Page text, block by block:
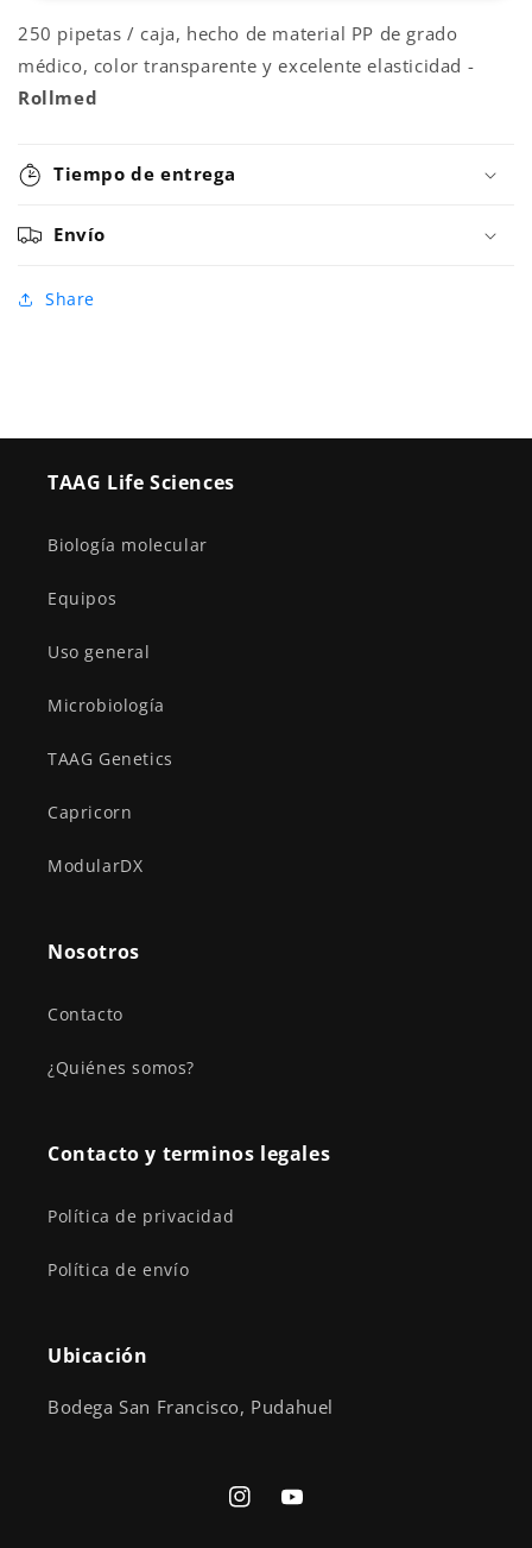
3
ML
X
250
3
ML
250 pipetas / caja, hecho de material PP de grado
médico, color transparente y excelente elasticidad -
Rollmed
Tiempo de entrega
Envío
Share
TAAG Life Sciences
Biología molecular
Equipos
Uso general
Microbiología
TAAG Genetics
Capricorn
ModularDX
Nosotros
Contacto
¿Quiénes somos?
Contacto y terminos legales
Política de privacidad
Política de envío
Ubicación
Bodega San Francisco, Pudahuel
InstagramYouTube